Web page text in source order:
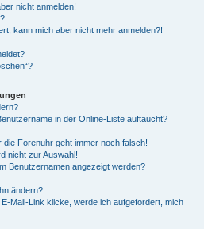
nicht anmelden!
kann mich aber nicht mehr anmelden?!
in der Online-Liste auftaucht?
Forenuhr geht immer noch falsch!
nicht zur Auswahl!
Benutzernamen angezeigt werden?
ändern?
Mail-Link klicke, werde ich aufgefordert, mich